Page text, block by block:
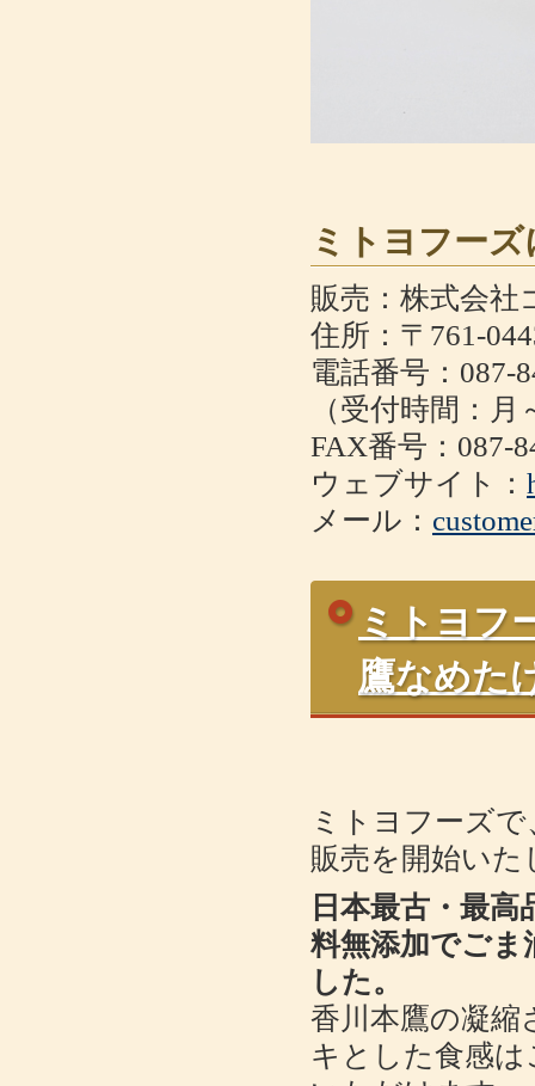
ミトヨフー
販売：株式会社
住所：〒761-
電話番号：087-
（受付時間：
FAX番号：087-
ウェブサイト：
メール：
ミトヨフ
鷹なめた
ミトヨフーズ
販売を開始いた
日本最古・最
料無添加でご
した。
香川本鷹の凝
キとした食感